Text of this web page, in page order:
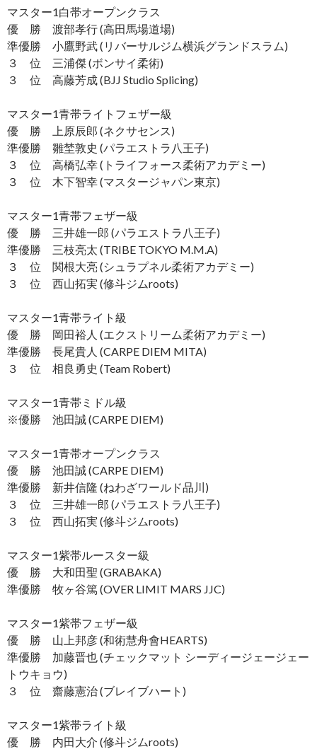
マスター1白帯オープンクラス
優 勝 渡部孝行 (高田馬場道場)
準優勝 小鷹野武 (リバーサルジム横浜グランドスラム)
３ 位 三浦傑 (ボンサイ柔術)
３ 位 高藤芳成 (BJJ Studio Splicing)
マスター1青帯ライトフェザー級
優 勝 上原辰郎 (ネクサセンス)
準優勝 雛埜敦史 (パラエストラ八王子)
３ 位 高橋弘幸 (トライフォース柔術アカデミー)
３ 位 木下智幸 (マスタージャパン東京)
マスター1青帯フェザー級
優 勝 三井雄一郎 (パラエストラ八王子)
準優勝 三枝亮太 (TRIBE TOKYO M.M.A)
３ 位 関根大亮 (シュラプネル柔術アカデミー)
３ 位 西山拓実 (修斗ジムroots)
マスター1青帯ライト級
優 勝 岡田裕人 (エクストリーム柔術アカデミー)
準優勝 長尾貴人 (CARPE DIEM MITA)
３ 位 相良勇史 (Team Robert)
マスター1青帯ミドル級
※優勝 池田誠 (CARPE DIEM)
マスター1青帯オープンクラス
優 勝 池田誠 (CARPE DIEM)
準優勝 新井信隆 (ねわざワールド品川)
３ 位 三井雄一郎 (パラエストラ八王子)
３ 位 西山拓実 (修斗ジムroots)
マスター1紫帯ルースター級
優 勝 大和田聖 (GRABAKA)
準優勝 牧ヶ谷篤 (OVER LIMIT MARS JJC)
マスター1紫帯フェザー級
優 勝 山上邦彦 (和術慧舟會HEARTS)
準優勝 加藤晋也 (チェックマット シーディージェージェー
トウキョウ)
３ 位 齋藤憲治 (ブレイブハート)
マスター1紫帯ライト級
優 勝 内田大介 (修斗ジムroots)